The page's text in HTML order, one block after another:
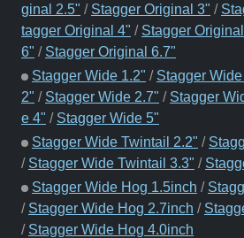
ginal 2.5" / Stagger Original 3" /
tagger Original 4" / Stagger
6" / Stagger Original 6.7"
Stagger Wide 1.2" / Stagger
2" / Stagger Wide 2.7" / Stagger
e 4" / Stagger Wide 5"
Stagger Wide Twintail 2.2" /
/ Stagger Wide Twintail 3.3" /
Stagger Wide Hog 1.5inch /
/ Stagger Wide Hog 2.7inch /
/ Stagger Wide Hog 4.0inch